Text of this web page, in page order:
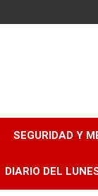
SEGURIDAD Y
DIARIO DEL